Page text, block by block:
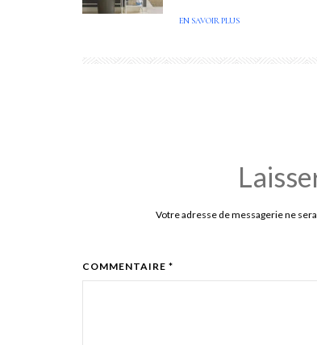
EN SAVOIR PLUS
Votre adresse de messagerie ne
COMMENTAIRE *